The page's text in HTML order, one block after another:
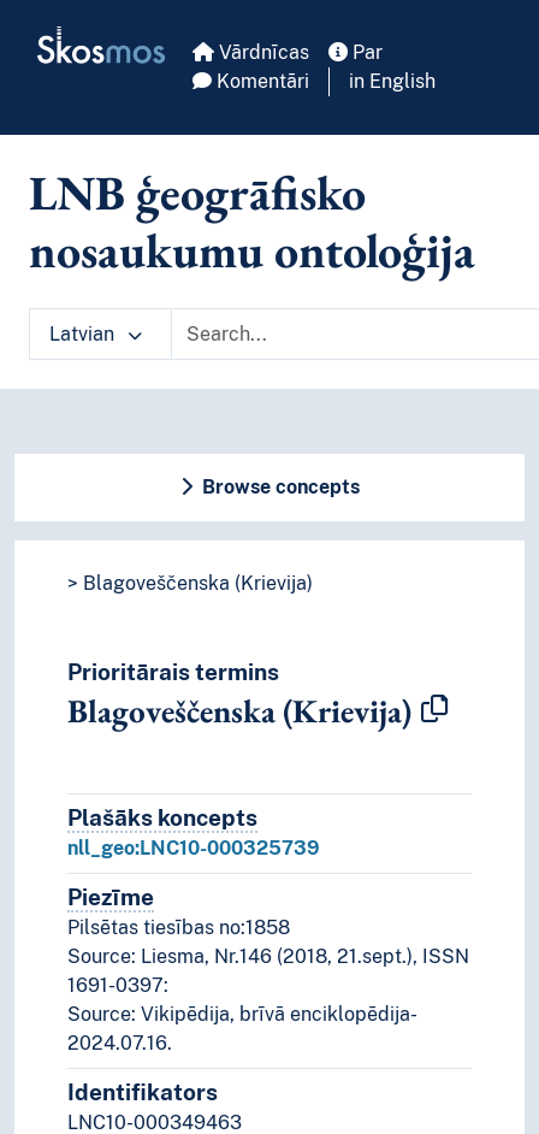
Skosmos Vārdnīcas
Par
Komentāri
in English
LNB ģeogrāfisko
nosaukumu ontoloģija
Latvian
Browse concepts
Blagoveščenska (Krievija)
Prioritārais termins
Blagoveščenska (Krievija)
Plašāks konceptsPlašāks koncepts
nll_geo:LNC10-000325739
PiezīmePiezīmes
Pilsētas tiesības no:1858
Source: Liesma, Nr.146 (2018, 21.sept.), ISSN
1691-0397:
Source: Vikipēdija, brīvā enciklopēdija-
2024.07.16.
Identifikators
LNC10-000349463